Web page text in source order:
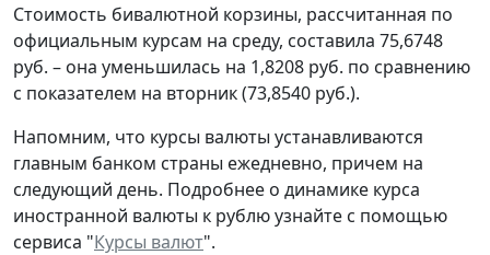
Стоимость бивалютной корзины, рассчитанная по
официальным курсам на среду, составила 75,6748
руб. – она уменьшилась на 1,8208 руб. по сравнению
с показателем на вторник (73,8540 руб.).
Напомним, что курсы валюты устанавливаются
главным банком страны ежедневно, причем на
следующий день. Подробнее о динамике курса
иностранной валюты к рублю узнайте с помощью
сервиса "Курсы валют".